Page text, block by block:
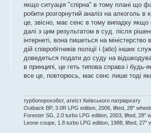
якщо ситуація "спірна" в тому плані що
робити розгорнутий аналіз на алкоголь в
це, звісно, має сенс в тому випадку
далі з цим результатом в суд. після
інтернеті, вона пишеться на
дій співробітників поліції і (або) інших
доведеться подати до суду на
в принципі, це геть типова справа і
все це, повторюсь, має сенс лише тоді
турбопорохобот, атеїст Київського патріархату
Outback BP, 3.0R LPG edition, 2006, lifted, 28"
Forester SG, 2.0 turbo LPG edition, 2003, lifted, 28"
Leone coupe, 1.8 turbo LPG edition, 1988, lifted, 27"